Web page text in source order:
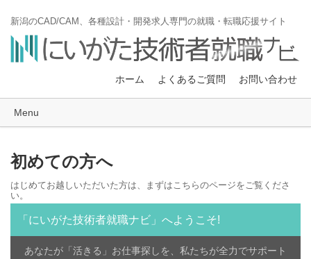
新潟のCAD/CAM、各種設計・開発求人専門の就職・転職応援サイト
ホーム よくあるご質問 お問い合わせ
Menu
初めての方へ
はじめてお越しいただいた方は、まずはこちらのページをご覧くださ
い。
「にいがた技術者就職ナビ」へようこそ!
あなたが「活きる」お仕事探しを、私たちが全力でサポート